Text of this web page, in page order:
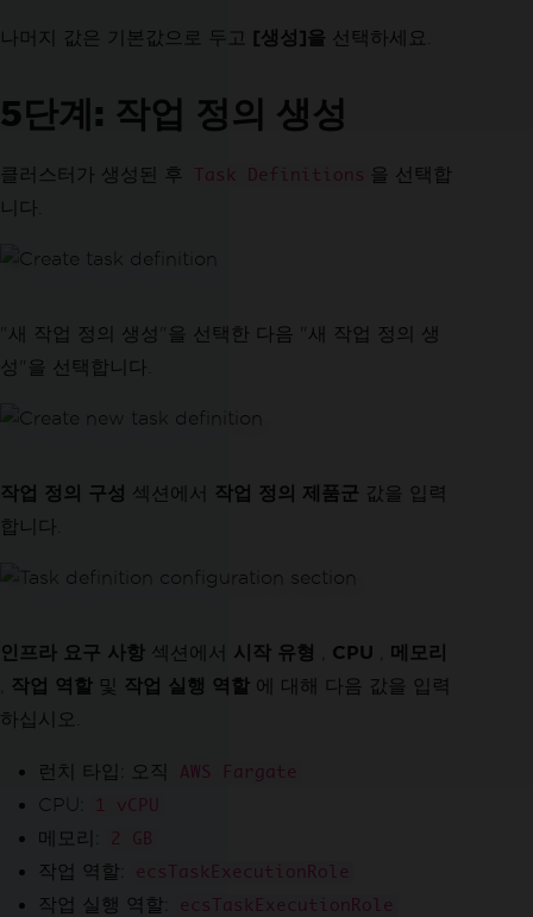
나머지 값은 기본값으로 두고 [생성]을 선택하세요.
5단계: 작업 정의 생성
클러스터가 생성된 후 Task Definitions 을 선택합
니다.
"새 작업 정의 생성"을 선택한 다음 "새 작업 정의 생
성"을 선택합니다.
작업 정의 구성 섹션에서 작업 정의 제품군 값을 입력
합니다.
인프라 요구 사항 섹션에서 시작 유형 CPU
메모리
작업 역할 및 작업 실행 역할 에 대해 다음 값을 입력
하십시오.
런치 타입: 오직 AWS Fargate
CPU: 1 vCPU
메모리: 2 GB
작업 역할: ecsTaskExecutionRole
작업 실행 역할: ecsTaskExecutionRole